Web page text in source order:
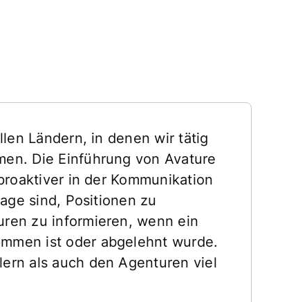
Ländern, in denen wir tätig
Die Einführung von Avature
in der Kommunikation
sind, Positionen zu
zu informieren, wenn ein
ist oder abgelehnt wurde.
als auch den Agenturen viel